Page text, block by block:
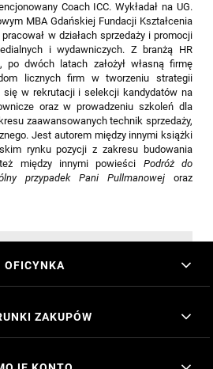
Coach ICC. Wykładał na UG.
MBA Gdańskiej Fundacji Kształcenia
w działach sprzedaży i promocji
i wydawniczych. Z branżą HR
dwóch latach założył własną firmę
licznych firm w tworzeniu strategii
się w rekrutacji i selekcji kandydatów na
oraz w prowadzeniu szkoleń dla
zaawansowanych technik sprzedaży,
Jest autorem między innymi książki
rynku pozycji z zakresu budowania
między innymi powieści Podróż do
przypadek Pani Pullmanowej oraz
OFICYNKA
ZAKUPÓW